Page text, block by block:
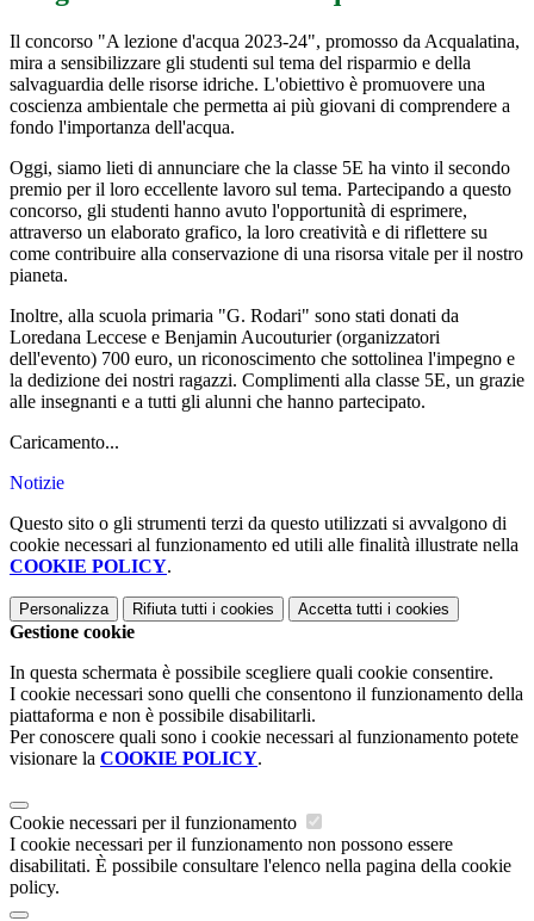
Il concorso "A lezione d'acqua 2023-24", promosso da Acqualatina,
mira a sensibilizzare gli studenti sul tema del risparmio e della
salvaguardia delle risorse idriche. L'obiettivo è promuovere una
coscienza ambientale che permetta ai più giovani di comprendere a
fondo l'importanza dell'acqua.
Oggi, siamo lieti di annunciare che la classe 5E ha vinto il secondo
premio per il loro eccellente lavoro sul tema. Partecipando a questo
concorso, gli studenti hanno avuto l'opportunità di esprimere,
attraverso un elaborato grafico, la loro creatività e di riflettere su
come contribuire alla conservazione di una risorsa vitale per il nostro
pianeta.
Inoltre, alla scuola primaria "G. Rodari" sono stati donati da
Loredana Leccese e Benjamin Aucouturier (organizzatori
dell'evento) 700 euro, un riconoscimento che sottolinea l'impegno e
la dedizione dei nostri ragazzi. Complimenti alla classe 5E, un grazie
alle insegnanti e a tutti gli alunni che hanno partecipato.
Caricamento...
Notizie
Questo sito o gli strumenti terzi da questo utilizzati si avvalgono di
cookie necessari al funzionamento ed utili alle finalità illustrate nella
COOKIE POLICY.
Personalizza Rifiuta tutti i cookies Accetta tutti i cookies
Gestione cookie
In questa schermata è possibile scegliere quali cookie consentire.
I cookie necessari sono quelli che consentono il funzionamento della
piattaforma e non è possibile disabilitarli.
Per conoscere quali sono i cookie necessari al funzionamento potete
visionare la COOKIE POLICY.
Cookie necessari per il funzionamento
I cookie necessari per il funzionamento non possono essere
disabilitati. È possibile consultare l'elenco nella pagina della cookie
policy.